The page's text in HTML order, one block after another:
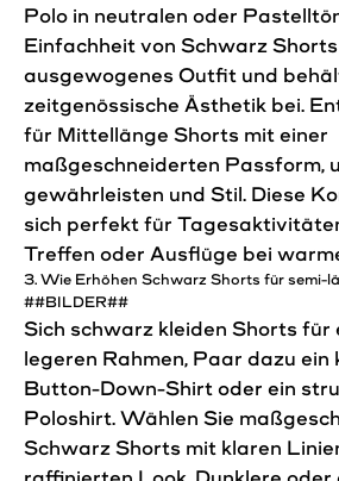
Polo in neutralen oder
Einfachheit von Schwarz Shorts
ausgewogenes Outfit und
zeitgenössische Ästhetik bei.
für Mittellänge Shorts mit einer
maßgeschneiderten Passform,
gewährleisten und Stil. Diese
sich perfekt für
Treffen oder Ausflüge bei
3. Wie Erhöhen Schwarz Shorts für semi-
##BILDER##
Sich schwarz kleiden Shorts für
legeren Rahmen, Paar dazu ein
Button-Down-Shirt oder ein
Poloshirt. Wählen Sie
Schwarz Shorts mit klaren